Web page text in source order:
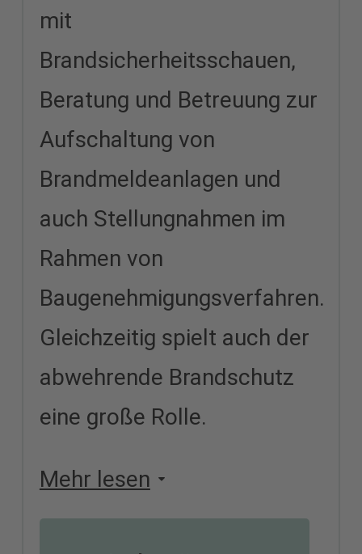
mit
Brandsicherheitsschauen,
Beratung und Betreuung zur
Aufschaltung von
Brandmeldeanlagen und
auch Stellungnahmen im
Rahmen von
Baugenehmigungsverfahren.
Gleichzeitig spielt auch der
abwehrende Brandschutz
eine große Rolle.
Mehr lesen